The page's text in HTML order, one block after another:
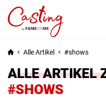
Alle Artikel shows
ALLE ARTIKEL
#SHOWS